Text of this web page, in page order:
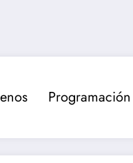
Programación